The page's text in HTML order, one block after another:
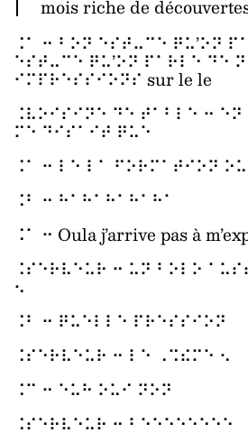
mois riche de
⠨⠁ ⠒ ⠃⠕⠝ ⠑⠎⠞⠤⠉⠑ ⠟⠥’⠕⠝
⠑⠎⠞⠤⠉⠑ ⠟⠥’⠕⠝ ⠏⠁⠗⠇⠑ ⠙⠑
⠊⠍⠏⠗⠑⠎⠎⠊⠕⠝⠎ sur le le
⠨⠧⠕⠊⠎⠊⠝⠑ ⠙⠑ ⠞⠁⠃⠇⠑ ⠒
⠍⠑ ⠙⠊⠎⠁⠊⠞ ⠟⠥⠑
⠨⠁ ⠒ ⠇⠑ ⠇⠁ ⠋⠕⠗⠍⠁⠞⠊⠕⠝ ⠕⠥
⠨⠃ ⠒ ⠓⠁⠓⠁⠓⠁⠓⠁⠓⠁
⠨⠁ ⠒ Oula j’arrive pas à
⠨⠎⠑⠗⠧⠑⠥⠗ ⠒ ⠥⠝ ⠃⠕⠇⠕
⠢
⠨⠃ ⠒ ⠟⠥⠑⠇⠇⠑ ⠏⠗⠑⠎⠎⠊⠕⠝
⠨⠎⠑⠗⠧⠑⠥⠗ ⠒ ⠇⠑ ⠠⠩⠮⠍⠑ ⠢
⠨⠉ ⠒ ⠑⠥⠓ ⠕⠥⠊ ⠝⠕⠝
⠨⠎⠑⠗⠧⠑⠥⠗ ⠒ ⠃⠑⠑⠑⠑⠑⠑⠑⠑